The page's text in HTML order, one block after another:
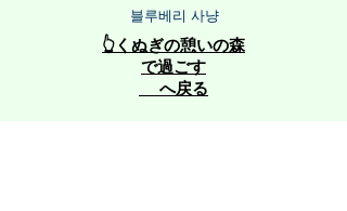
블루베리 사냥
👆くぬぎの憩いの森
で過ごす
へ戻る